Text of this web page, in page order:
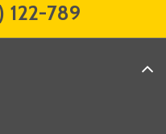
122-789